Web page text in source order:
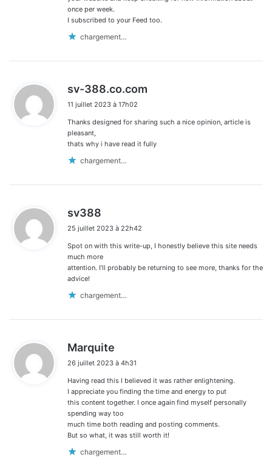
once per week.
I subscribed to your Feed too.
chargement…
sv-388.co.com
11 juillet 2023 à 17h02
Thanks designed for sharing such a nice opinion, article is
pleasant,
thats why i have read it fully
chargement…
sv388
t
:
25 juillet 2023 à 22h42
Spot on with this write-up, I honestly believe this site needs
much more
attention. I’ll probably be returning to see more, thanks for the
advice!
chargement…
Marquite
t
:
26 juillet 2023 à 4h31
Having read this I believed it was rather enlightening.
I appreciate you finding the time and energy to put
this content together. I once again find myself personally
spending way too
much time both reading and posting comments.
But so what, it was still worth it!
chargement…